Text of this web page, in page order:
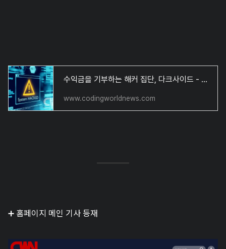
수익금을 기부하는 해커 집단, 다크사이드 - 코딩월드뉴스
www.codingworldnews.com
➕ 홈페이지 메인 기사 등재